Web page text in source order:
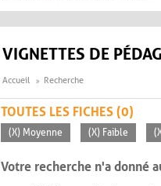
VIGNETTES DE
Accueil Recherche
TOUTES LES FICHES (0)
(X) Moyenne (X) Faible
Votre recherche n'a donné